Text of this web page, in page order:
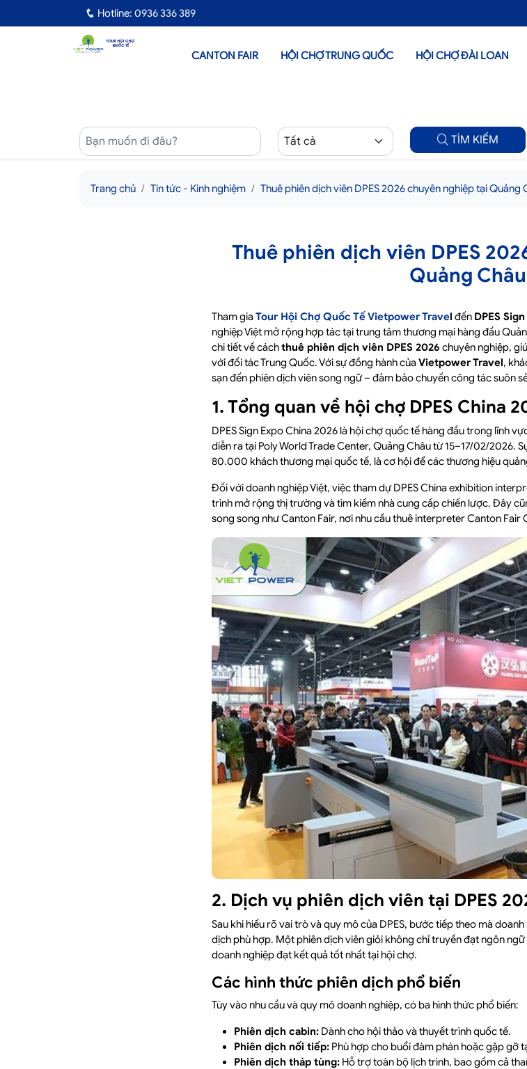
Hotline: 0936 336 389
CANTON FAIR HỘI CHỢ TRUNG QUỐC HỘI CHỢ ĐÀI LOAN
TÌM KIẾM
Trang chủ Tin tức - Kinh nghiệm Thuê phiên dịch viên DPES 2026 chuyên nghiệp tại Quảng
Thuê phiên dịch viên DPES
Quảng Châu
Tham giaTour Hội Chợ Quốc Tế Vietpower Travel đến DPES
nghiệp Việt mở rộng hợp tác tại trung tâm thương mại hàng đầu
chi tiết về cáchthuê phiên dịch viên DPES 2026 chuyên nghiệp,
với đối tác Trung Quốc. Với sự đồng hành củaVietpower Travel,
sạn đến phiên dịch viên song ngữ – đảm bảo chuyến công tác suôn
1. Tổng quan về hội chợ DPES China
DPES Sign Expo China 2026 là hội chợ quốc tế hàng đầu trong lĩnh
diễn ra tại Poly World Trade Center, Quảng Châu từ 15–17/02/2026.
80.000 khách thương mại quốc tế, là cơ hội để các thương hiệu
Đối với doanh nghiệp Việt, việc tham dự DPES China exhibition
trình mở rộng thị trường và tìm kiếm nhà cung cấp chiến lược. Đây
song song như Canton Fair, nơi nhu cầu thuê interpreter Canton Fair
2. Dịch vụ phiên dịch viên tại DPES
Sau khi hiểu rõ vai trò và quy mô của DPES, bước tiếp theo mà
dịch phù hợp. Một phiên dịch viên giỏi không chỉ truyền đạt ngôn
doanh nghiệp đạt kết quả tốt nhất tại hội chợ.
Các hình thức phiên dịch phổ biến
Tùy vào nhu cầu và quy mô doanh nghiệp, có ba hình thức phổ biến:
Phiên dịch cabin: Dành cho hội thảo và thuyết trình quốc tế.
Phiên dịch nối tiếp: Phù hợp cho buổi đàm phán hoặc gặp gỡ
Phiên dịch tháp tùng: Hỗ trợ toàn bộ lịch trình, bao gồm cả